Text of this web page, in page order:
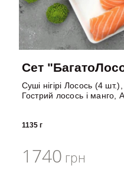
Сет
Суші нігірі Лосось (4
Гострий лосось і манго,
1135 г
1740 грн